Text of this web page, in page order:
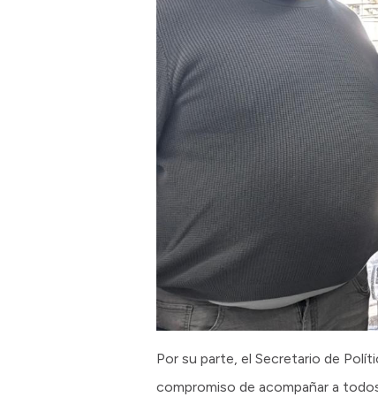
Por su parte, el Secretario de
compromiso de acompañar a